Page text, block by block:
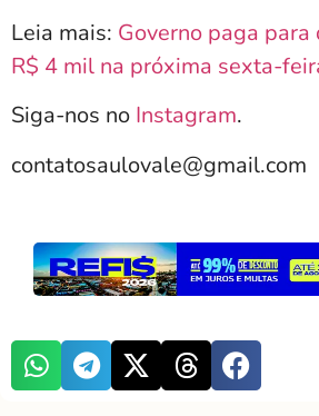
Leia mais: Governo paga
R$ 4 mil na próxima sexta-
Siga-nos no Instagram.
contatosaulovale@gmail.com